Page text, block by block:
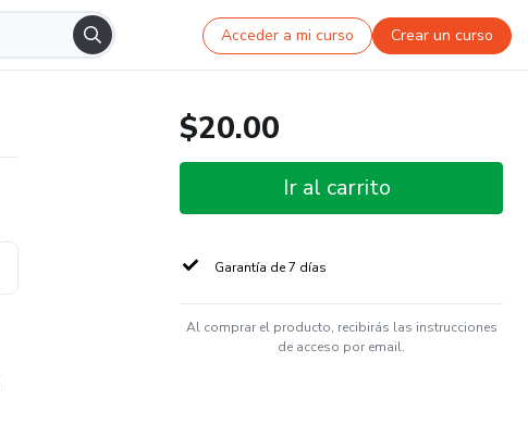
Acceder a mi curso Crear un curso
$20.00
Ir al carrito
Garantía de 7 días
Al comprar el producto, recibirás las instrucciones
de acceso por email.